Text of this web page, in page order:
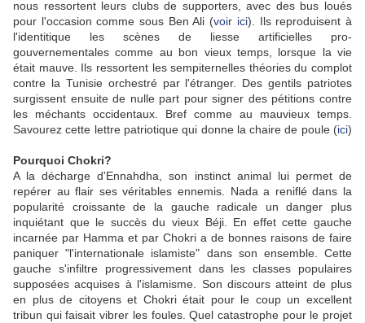
nous ressortent leurs clubs de supporters, avec des bus loués
pour l'occasion comme sous Ben Ali (voir ici). Ils reproduisent à
l'identitique les scènes de liesse artificielles pro-
gouvernementales comme au bon vieux temps, lorsque la vie
était mauve. Ils ressortent les sempiternelles théories du complot
contre la Tunisie orchestré par l'étranger. Des gentils patriotes
surgissent ensuite de nulle part pour signer des pétitions contre
les méchants occidentaux. Bref comme au mauvieux temps.
Savourez cette lettre patriotique qui donne la chaire de poule (ici)
Pourquoi Chokri?
A la décharge d'Ennahdha, son instinct animal lui permet de
repérer au flair ses véritables ennemis. Nada a reniflé dans la
popularité croissante de la gauche radicale un danger plus
inquiétant que le succès du vieux Béji. En effet cette gauche
incarnée par Hamma et par Chokri a de bonnes raisons de faire
paniquer "l'internationale islamiste" dans son ensemble. Cette
gauche s'infiltre progressivement dans les classes populaires
supposées acquises à l'islamisme. Son discours atteint de plus
en plus de citoyens et Chokri était pour le coup un excellent
tribun qui faisait vibrer les foules. Quel catastrophe pour le projet